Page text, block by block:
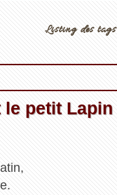
Listing des
le petit Lapin